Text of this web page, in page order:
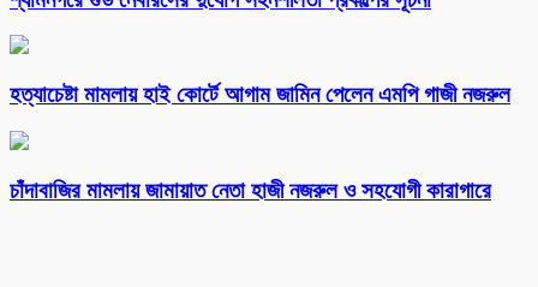
হত্যাচেষ্টা মামলায় হাই কোর্টে আগাম জামিন পেলেন এমপি গাজী নজরুল
চাঁদাবাজির মামলায় জামায়াত নেতা হাজী নজরুল ও সহযোগী কারাগারে